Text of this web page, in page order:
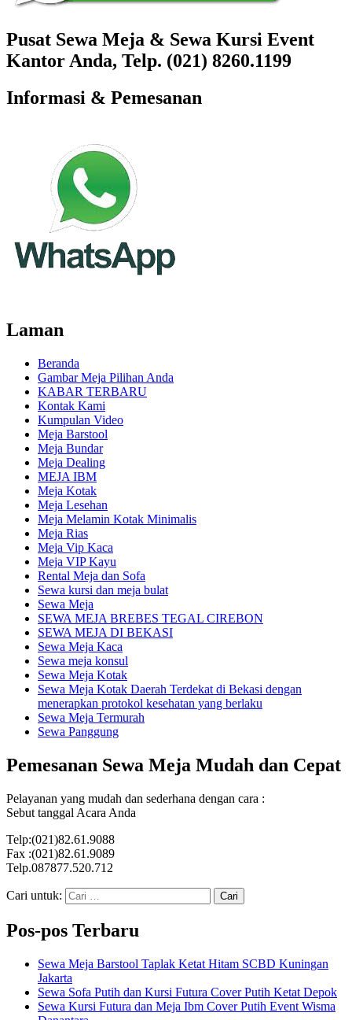
Pusat Sewa Meja & Sewa Kursi Event
Kantor Anda, Telp. (021) 8260.1199
Informasi & Pemesanan
Laman
Beranda
Gambar Meja Pilihan Anda
KABAR TERBARU
Kontak Kami
Kumpulan Video
Meja Barstool
Meja Bundar
Meja Dealing
MEJA IBM
Meja Kotak
Meja Lesehan
Meja Melamin Kotak Minimalis
Meja Rias
Meja Vip Kaca
Meja VIP Kayu
Rental Meja dan Sofa
Sewa kursi dan meja bulat
Sewa Meja
SEWA MEJA BREBES TEGAL CIREBON
SEWA MEJA DI BEKASI
Sewa Meja Kaca
Sewa meja konsul
Sewa Meja Kotak
Sewa Meja Kotak Daerah Terdekat di Bekasi dengan
menerapkan protokol kesehatan yang berlaku
Sewa Meja Termurah
Sewa Panggung
Pemesanan Sewa Meja Mudah dan Cepat
Pelayanan yang mudah dan sederhana dengan cara :
Sebut tanggal Acara Anda
Telp:(021)82.61.9088
Fax :(021)82.61.9089
Telp.087877.520.712
Cari untuk:
Pos-pos Terbaru
Sewa Meja Barstool Taplak Ketat Hitam SCBD Kuningan
Jakarta
Sewa Sofa Putih dan Kursi Futura Cover Putih Ketat Depok
Sewa Kursi Futura dan Meja Ibm Cover Putih Event Wisma